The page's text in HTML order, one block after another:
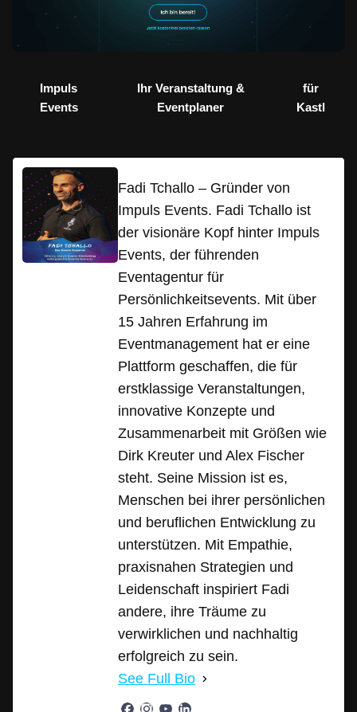
Impuls
Events
Ihr Veranstaltung &
Eventplaner
für
Kastl
Fadi Tchallo – Gründer von
Impuls Events. Fadi Tchallo ist
der visionäre Kopf hinter Impuls
Events, der führenden
Eventagentur für
Persönlichkeitsevents. Mit über
15 Jahren Erfahrung im
Eventmanagement hat er eine
Plattform geschaffen, die für
erstklassige Veranstaltungen,
innovative Konzepte und
Zusammenarbeit mit Größen wie
Dirk Kreuter und Alex Fischer
steht. Seine Mission ist es,
Menschen bei ihrer persönlichen
und beruflichen Entwicklung zu
unterstützen. Mit Empathie,
praxisnahen Strategien und
Leidenschaft inspiriert Fadi
andere, ihre Träume zu
verwirklichen und nachhaltig
erfolgreich zu sein.
See Full Bio